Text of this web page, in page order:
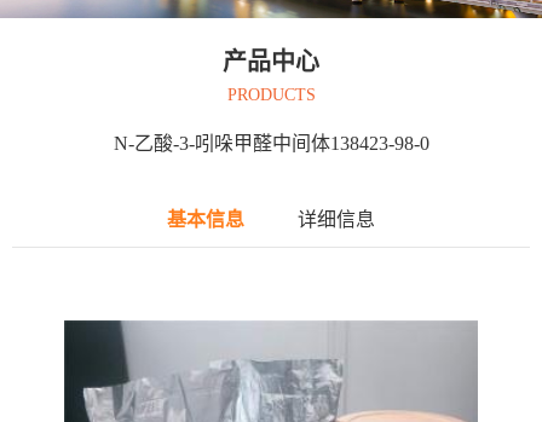
产品中心
PRODUCTS
N-乙酸-3-吲哚甲醛中间体138423-98-0
基本信息 详细信息